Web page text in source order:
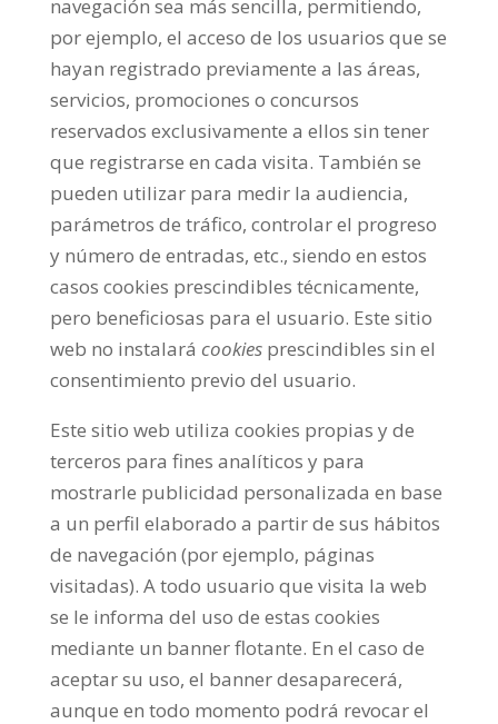
navegación sea más sencilla, permitiendo,
por ejemplo, el acceso de los usuarios que se
hayan registrado previamente a las áreas,
servicios, promociones o concursos
reservados exclusivamente a ellos sin tener
que registrarse en cada visita. También se
pueden utilizar para medir la audiencia,
parámetros de tráfico, controlar el progreso
y número de entradas, etc., siendo en estos
casos cookies prescindibles técnicamente,
pero beneficiosas para el usuario. Este sitio
web no instalará cookiesprescindibles sin el
consentimiento previo del usuario.
Este sitio web utiliza cookies propias y de
terceros para fines analíticos y para
mostrarle publicidad personalizada en base
a un perfil elaborado a partir de sus hábitos
de navegación (por ejemplo, páginas
visitadas). A todo usuario que visita la web
se le informa del uso de estas cookies
mediante un banner flotante. En el caso de
aceptar su uso, el banner desaparecerá,
aunque en todo momento podrá revocar el